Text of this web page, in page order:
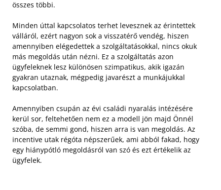
összes többi.
Minden úttal kapcsolatos terhet levesznek az érintettek
válláról, ezért nagyon sok a visszatérő vendég, hiszen
amennyiben elégedettek a szolgáltatásokkal, nincs okuk
más megoldás után nézni. Ez a szolgáltatás azon
ügyfeleknek lesz különösen szimpatikus, akik igazán
gyakran utaznak, mégpedig javarészt a munkájukkal
kapcsolatban.
Amennyiben csupán az évi családi nyaralás intézésére
kerül sor, feltehetően nem ez a modell jön majd Önnél
szóba, de semmi gond, hiszen arra is van megoldás. Az
incentive utak régóta népszerűek, ami abból fakad, hogy
egy hiánypótló megoldásról van szó és ezt értékelik az
ügyfelek.